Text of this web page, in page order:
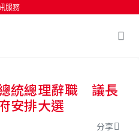
服務
開始搜尋
統總理辭職 議長
安排大選
分享